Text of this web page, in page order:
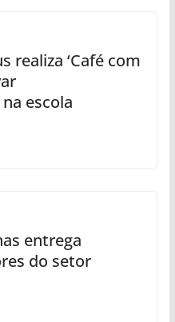
realiza ‘Café com
escola
entrega
do setor